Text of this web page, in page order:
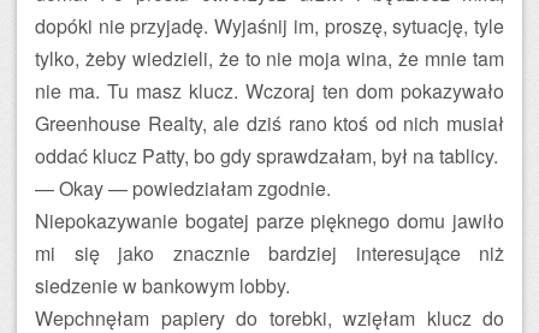
dopóki nie przyjadę. Wyjaśnij im, proszę, sytuację, tyle
tylko, żeby wiedzieli, że to nie moja wina, że mnie tam
nie ma. Tu masz klucz. Wczoraj ten dom pokazywało
Greenhouse Realty, ale dziś rano ktoś od nich musiał
oddać klucz Patty, bo gdy sprawdzałam, był na tablicy.
— Okay — powiedziałam zgodnie.
Niepokazywanie bogatej parze pięknego domu jawiło
mi się jako znacznie bardziej interesujące niż
siedzenie w bankowym lobby.
Wepchnęłam papiery do torebki, wzięłam klucz do